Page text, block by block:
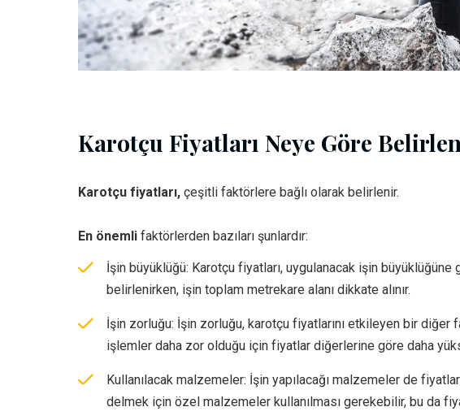
Karotçu Fiyatları Neye Göre
Karotçu fiyatları, çeşitli faktörlere bağlı olarak belirlenir.
En önemli faktörlerden bazıları şunlardır:
İşin büyüklüğü: Karotçu fiyatları, uygulanacak işin
belirlenirken, işin toplam metrekare alanı dikkate alınır.
İşin zorluğu: İşin zorluğu, karotçu fiyatlarını etkileyen bir
işlemler daha zor olduğu için fiyatlar diğerlerine göre daha
Kullanılacak malzemeler: İşin yapılacağı malzemeler de
delmek için özel malzemeler kullanılması gerekebilir, bu da